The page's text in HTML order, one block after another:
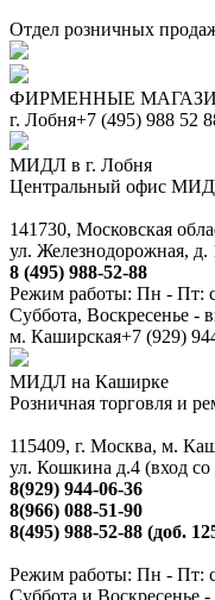
Отдел розничных
ФИРМЕННЫЕ
г. Лобня+7 (495) 988 52
МИДЛ в г. Лобня
Центральный офис
141730, Московская
ул. Железнодорожная, д.
8 (495) 988-52-88
Режим работы: Пн - Пт:
Суббота, Воскресенье -
м. Каширская+7 (929)
МИДЛ на Каширке
Розничная торговля и
115409, г. Москва, м.
ул. Кошкина д.4 (вход
8(929) 944-06-36
8(966) 088-51-90
8(495) 988-52-88 (доб.
Режим работы: Пн - Пт:
Суббота и Воскресенье